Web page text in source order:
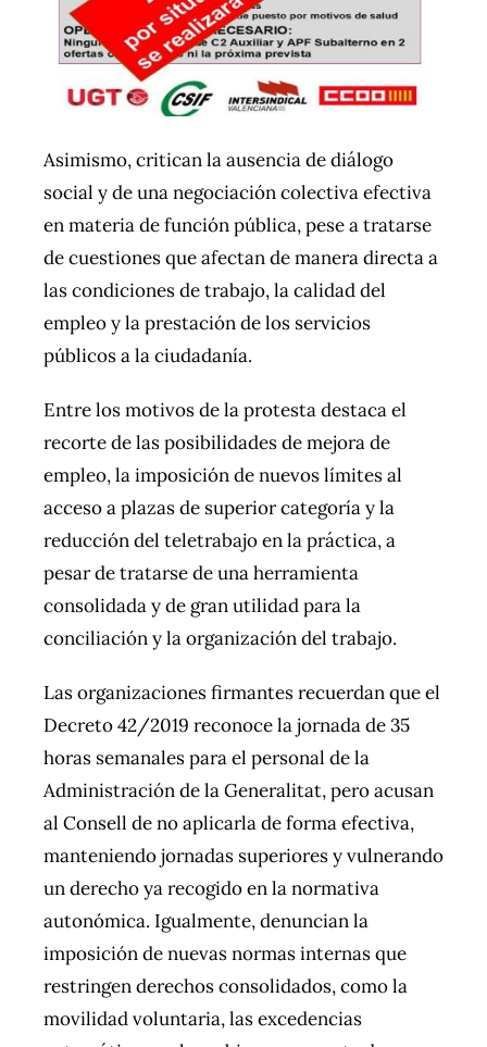
Asimismo, critican la ausencia de diálogo
social y de una negociación colectiva efectiva
en materia de función pública, pese a tratarse
de cuestiones que afectan de manera directa a
las condiciones de trabajo, la calidad del
empleo y la prestación de los servicios
públicos a la ciudadanía.
Entre los motivos de la protesta destaca el
recorte de las posibilidades de mejora de
empleo, la imposición de nuevos límites al
acceso a plazas de superior categoría y la
reducción del teletrabajo en la práctica, a
pesar de tratarse de una herramienta
consolidada y de gran utilidad para la
conciliación y la organización del trabajo.
Las organizaciones firmantes recuerdan que el
Decreto 42/2019 reconoce la jornada de 35
horas semanales para el personal de la
Administración de la Generalitat, pero acusan
al Consell de no aplicarla de forma efectiva,
manteniendo jornadas superiores y vulnerando
un derecho ya recogido en la normativa
autonómica. Igualmente, denuncian la
imposición de nuevas normas internas que
restringen derechos consolidados, como la
movilidad voluntaria, las excedencias